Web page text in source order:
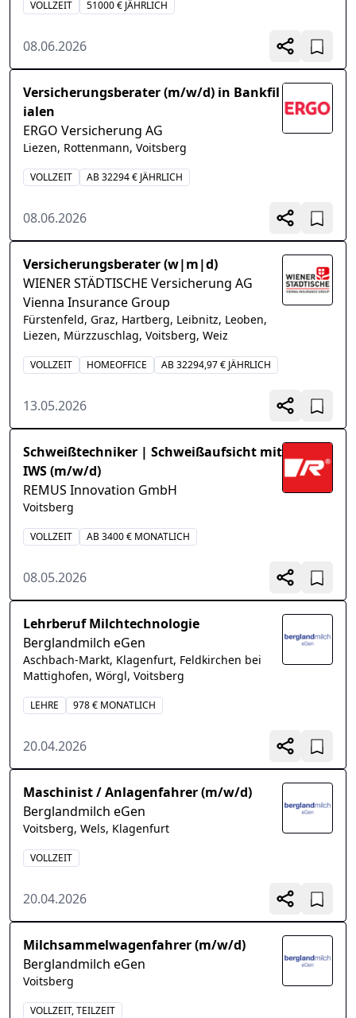
VOLLZEIT 51000 € JÄHRLICH
08.06.2026
Versicherungsberater (m/w/d) in Bankfil
ialen
ERGO Versicherung AG
Liezen, Rottenmann, Voitsberg
VOLLZEIT AB 32294 € JÄHRLICH
08.06.2026
Versicherungsberater (w|m|d)
WIENER STÄDTISCHE Versicherung AG
Vienna Insurance Group
Fürstenfeld, Graz, Hartberg, Leibnitz, Leoben,
Liezen, Mürzzuschlag, Voitsberg, Weiz
VOLLZEIT HOMEOFFICE AB 32294,97 € JÄHRLICH
13.05.2026
Schweißtechniker | Schweißaufsicht mit
IWS (m/w/d)
REMUS Innovation GmbH
Voitsberg
VOLLZEIT AB 3400 € MONATLICH
08.05.2026
Lehrberuf Milchtechnologie
Berglandmilch eGen
Aschbach-Markt, Klagenfurt, Feldkirchen bei
Mattighofen, Wörgl, Voitsberg
LEHRE 978 € MONATLICH
20.04.2026
Maschinist / Anlagenfahrer (m/w/d)
Berglandmilch eGen
Voitsberg, Wels, Klagenfurt
VOLLZEIT
20.04.2026
Milchsammelwagenfahrer (m/w/d)
Berglandmilch eGen
Voitsberg
VOLLZEIT, TEILZEIT